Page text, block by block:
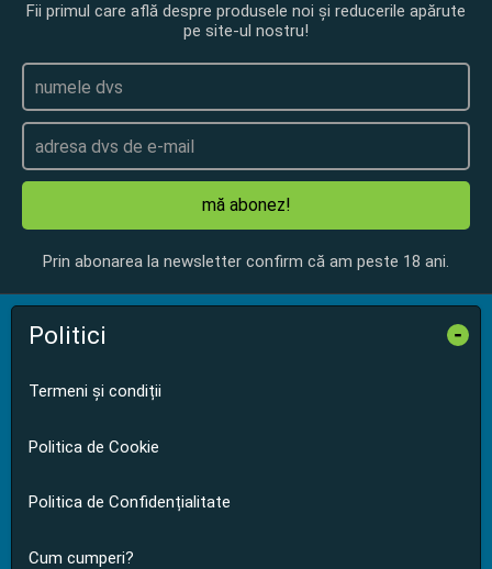
Fii primul care află despre produsele noi și reducerile apărute
pe site-ul nostru!
mă abonez!
Prin abonarea la newsletter confirm că am peste 18 ani.
Politici -
Termeni și condiții
Politica de Cookie
Politica de Confidențialitate
Cum cumperi?